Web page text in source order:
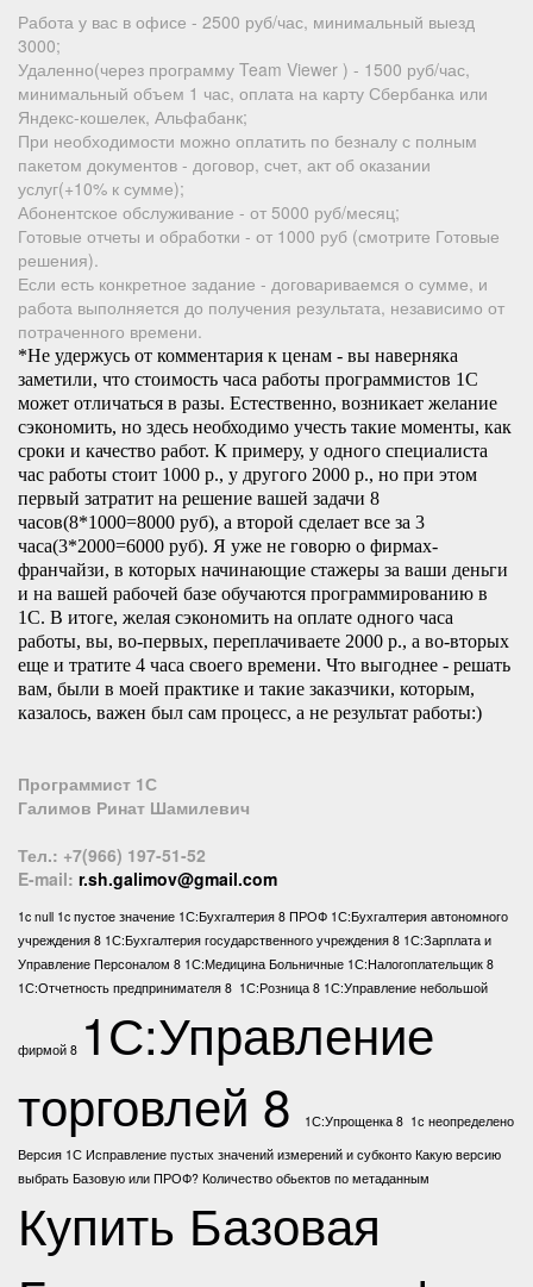
Работа у вас в офисе - 2500 руб/час, минимальный выезд
3000;
Удаленно(через программу Team Viewer ) - 1500 руб/час,
минимальный объем 1 час, оплата на карту Сбербанка или
Яндекс-кошелек, Альфабанк;
При необходимости можно оплатить по безналу с полным
пакетом документов - договор, счет, акт об оказании
услуг(+10% к сумме);
Абонентское обслуживание - от 5000 руб/месяц;
Готовые отчеты и обработки - от 1000 руб (смотрите Готовые
решения).
Если есть конкретное задание - договариваемся о сумме, и
работа выполняется до получения результата, независимо от
потраченного времени.
*Не удержусь от комментария к ценам - вы наверняка
заметили, что стоимость часа работы программистов 1С
может отличаться в разы. Естественно, возникает желание
сэкономить, но здесь необходимо учесть такие моменты, как
сроки и качество работ. К примеру, у одного специалиста
час работы стоит 1000 р., у другого 2000 р., но при этом
первый затратит на решение вашей задачи 8
часов(8*1000=8000 руб), а второй сделает все за 3
часа(3*2000=6000 руб). Я уже не говорю о фирмах-
франчайзи, в которых начинающие стажеры за ваши деньги
и на вашей рабочей базе обучаются программированию в
1С. В итоге, желая сэкономить на оплате одного часа
работы, вы, во-первых, переплачиваете 2000 р., а во-вторых
еще и тратите 4 часа своего времени. Что выгоднее - решать
вам, были в моей практике и такие заказчики, которым,
казалось, важен был сам процесс, а не результат работы:)
Программист 1С
Галимов Ринат Шамилевич
Тел.: +7(966) 197-51-52
E-mail: r.sh.galimov@gmail.com
1c null 1c пустое значение 1С:Бухгалтерия 8 ПРОФ 1С:Бухгалтерия автономного
учреждения 8 1С:Бухгалтерия государственного учреждения 8 1С:Зарплата и
Управление Персоналом 8 1С:Медицина Больничные 1С:Налогоплательщик 8
1С:Отчетность предпринимателя 8 1С:Розница 8 1С:Управление небольшой
фирмой 8 1С:Управление
торговлей 8
1С:Упрощенка 8 1с неопределено
Версия 1С Исправление пустых значений измерений и субконто Какую версию
выбрать Базовую или ПРОФ? Количество обьектов по метаданным
Купить Базовая